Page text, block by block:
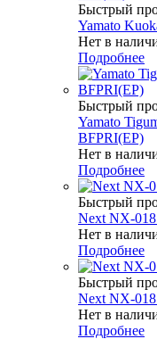
Быстрый
Yamato
Нет в
Подробнее
Быстрый
Yamato
BFPRI(EP)
Нет в
Подробнее
Быстрый
Next NX-
Нет в
Подробнее
Быстрый
Next NX-
Нет в
Подробнее